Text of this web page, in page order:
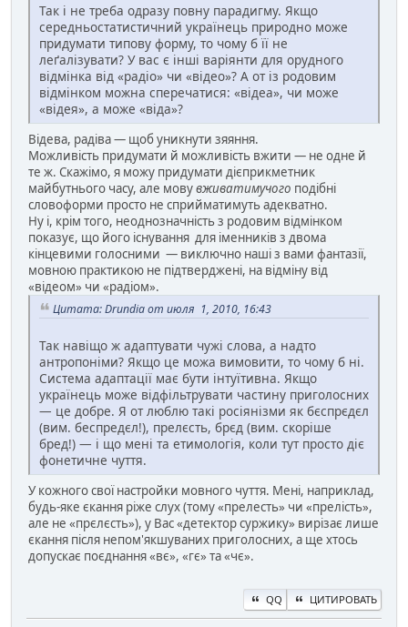
Так і не треба одразу повну парадигму. Якщо
середньостатистичний українець природно може
придумати типову форму, то чому б її не
леґалізувати? У вас є інші варіянти для орудного
відмінка від «радіо» чи «відео»? А от із родовим
відмінком можна сперечатися: «відеа», чи може
«відея», а може «віда»?
Відева, радіва — щоб уникнути зяяння.
Можливість придумати й можливість вжити — не одне й
те ж. Скажімо, я можу придумати дієприкметник
майбутнього часу, але мовувживатимучого подібні
словоформи просто не сприйматимуть адекватно.
Ну і, крім того, неоднозначність з родовим відмінком
показує, що його існування для іменників з двома
кінцевими голосними — виключно наші з вами фантазії,
мовною практикою не підтверджені, на відміну від
«відеом» чи «радіом».
Цитата: Drundia от июля 1, 2010, 16:43
Так навіщо ж адаптувати чужі слова, а надто
антропоніми? Якщо це можа вимовити, то чому б ні.
Система адаптації має бути інтуїтивна. Якщо
українець може відфільтрувати частину приголосних
— це добре. Я от люблю такі росіянізми як бєспрєдєл
(вим. беспредєл!), прелєсть, брєд (вим. скоріше
бред!) — і що мені та етимологія, коли тут просто діє
фонетичне чуття.
У кожного свої настройки мовного чуття. Мені, наприклад,
будь-яке єкання ріже слух (тому «прелесть» чи «прелість»,
але не «прєлєсть»), у Вас «детектор суржику» вирізає лише
єкання після непом'якшуваних приголосних, а ще хтось
допускає поєднання «вє», «гє» та «чє».
QQ ЦИТИРОВАТЬ